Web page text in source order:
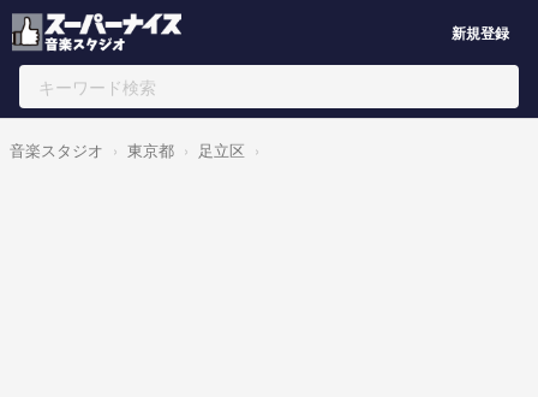
新規登録
音楽スタジオ 東京都 足立区